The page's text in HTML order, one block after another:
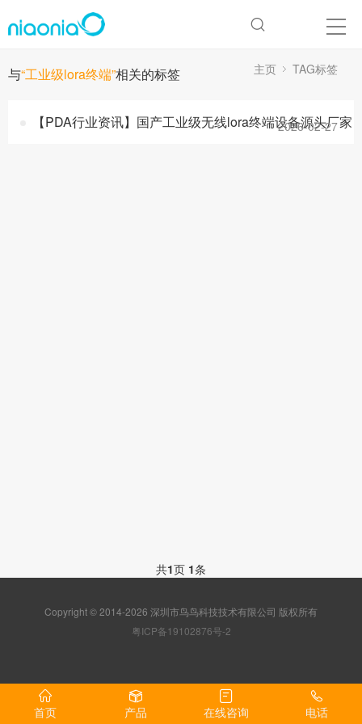
与“工业级lora终端”相关的标签 主页 TAG标签
【PDA行业资讯】国产工业级无线lora终端设备源头厂家
2026-02-27
共1页 1条
Copyright © 2014-2026 深圳市鸟鸟科技技术有限公司 版权所有
粤ICP备19102876号-2
首页 产品 在线咨询 电话